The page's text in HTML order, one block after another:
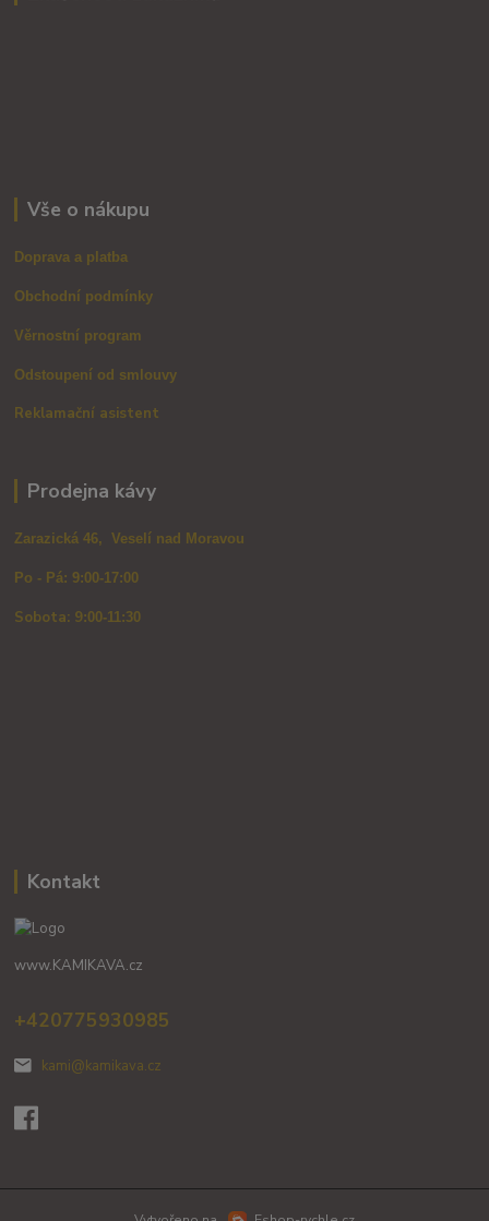
Vše o nákupu
Doprava a platba
Obchodní podmínky
Věrnostní program
Odstoupení od smlouvy
Reklamační asistent
Prodejna kávy
Zarazická 46, Veselí nad Moravou
Po - Pá: 9:00-17:00
Sobota: 9:00-11:30
Kontakt
www.KAMIKAVA.cz
+420775930985
kami@kamikava.cz